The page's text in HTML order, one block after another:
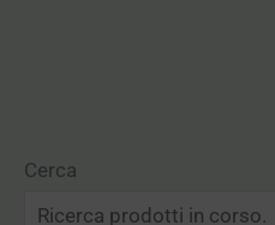
Cerca